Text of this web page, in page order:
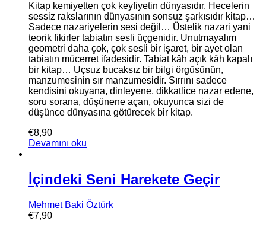
Kitap kemiyetten çok keyfiyetin dünyasıdır. Hecelerin
sessiz rakslarının dünyasının sonsuz şarkısıdır kitap…
Sadece nazariyelerin sesi değil… Üstelik nazari yani
teorik fikirler tabiatın sesli üçgenidir. Unutmayalım
geometri daha çok, çok sesli bir işaret, bir ayet olan
tabiatın mücerret ifadesidir. Tabiat kâh açık kâh kapalı
bir kitap… Uçsuz bucaksız bir bilgi örgüsünün,
manzumesinin sır manzumesidir. Sırrını sadece
kendisini okuyana, dinleyene, dikkatlice nazar edene,
soru sorana, düşünene açan, okuyunca sizi de
düşünce dünyasına götürecek bir kitap.
€8,90
Devamını oku
İçindeki Seni Harekete Geçir
Mehmet Baki Öztürk
€7,90